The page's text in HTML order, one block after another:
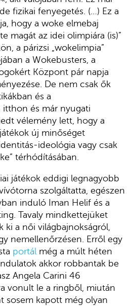
fizikai fenyegetés. (…) Ez a
hogy a woke elmebaj
magát az idei olimpiára (is)”
a párizsi „wokelimpia”
a Wokebusters, a
Központ pár napja
De nem csak ők
és a
és már nyugati
vélemény lett, hogy a
új minőséget
ideológia vagy csak
térhódításában.
játékok eddigi legnagyobb
szolgáltatta, egészen
induló Iman Helif és a
Tavaly mindkettejüket
ki a női világbajnokságról,
nemellenőrzésen. Erről egy
portál még a múlt héten
akkor robbantak be
Angela Carini 46
vonult le a ringből, miután
sosem kapott még olyan